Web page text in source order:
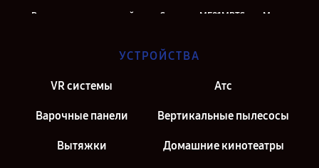
Ремонт микроволновой печи Samsung ME81MRTS в г. Москва
Петербург
УСТРОЙСТВА
VR системы Атс
Варочные панели Вертикальные пылесосы
Вытяжки Домашние кинотеатры